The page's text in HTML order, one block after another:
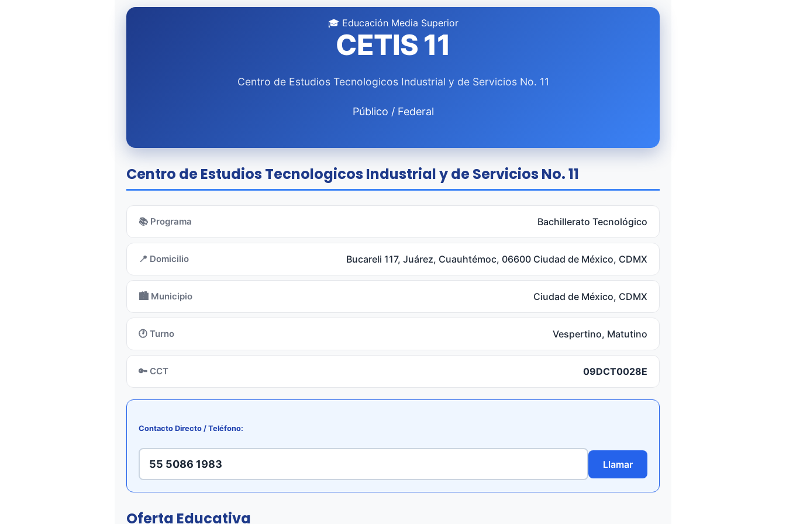
🎓 Educación Media Superior
CETIS 11
Centro de Estudios Tecnologicos Industrial y de Servicios No. 11
Público / Federal
Centro de Estudios Tecnologicos Industrial y de Servicios No. 11
📚 Programa Bachillerato Tecnológico
📍 Domicilio Bucareli 117, Juárez, Cuauhtémoc, 06600 Ciudad de México, CDMX
🏙️ Municipio Ciudad de México, CDMX
🕐 Turno Vespertino, Matutino
🔑 CCT 09DCT0028E
Contacto Directo / Teléfono:
55 5086 1983 Llamar
Oferta Educativa